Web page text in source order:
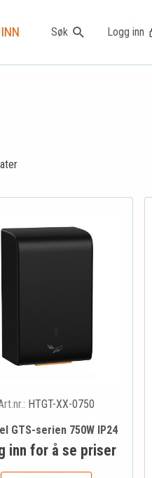
Søk Logg inn
HTGT-XX-0750
GTS-serien 750W IP24
inn for å se priser